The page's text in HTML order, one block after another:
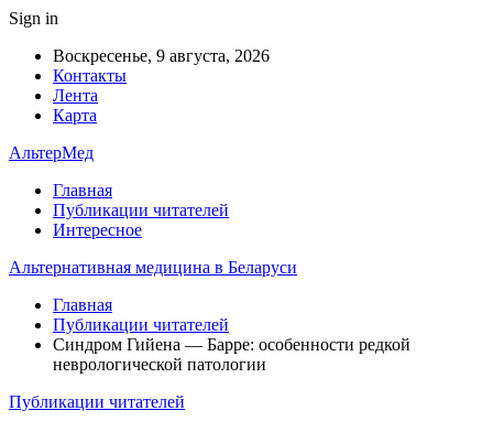
Sign in
Воскресенье, 9 августа, 2026
Контакты
Лента
Карта
АльтерМед
Главная
Публикации читателей
Интересное
Альтернативная медицина в Беларуси
Главная
Публикации читателей
Синдром Гийена — Барре: особенности редкой
неврологической патологии
Публикации читателей